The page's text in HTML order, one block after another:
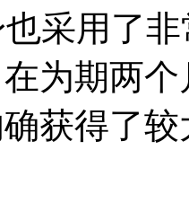
用了非
为期两
获得了